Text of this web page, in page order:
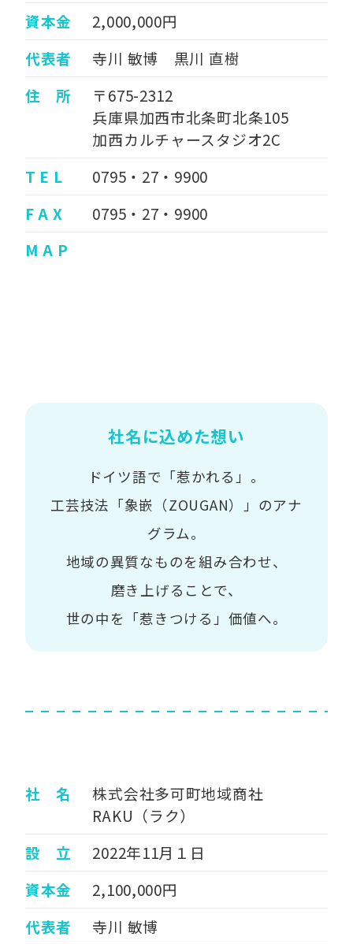
資本金
2,000,000円
代表者
寺川 敏博 黒川 直樹
住 所
〒675-2312
兵庫県加西市北条町北条105
加西カルチャースタジオ2C
T E L
0795・27・9900
F A X
0795・27・9900
M A P
社名に込めた想い
ドイツ語で「惹かれる」。
工芸技法「象嵌（ZOUGAN）」のアナ
グラム。
地域の異質なものを組み合わせ、
磨き上げることで、
世の中を「惹きつける」価値へ。
社 名
株式会社多可町地域商社
RAKU（ラク）
設 立
2022年11月１日
資本金
2,100,000円
代表者
寺川 敏博